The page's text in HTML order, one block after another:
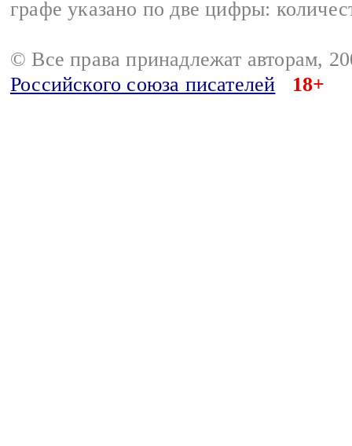
графе указано по две цифры:
© Все права принадлежат авторам,
Российского союза писателей
18+